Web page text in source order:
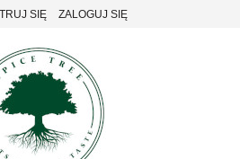
SIĘ ZALOGUJ SIĘ